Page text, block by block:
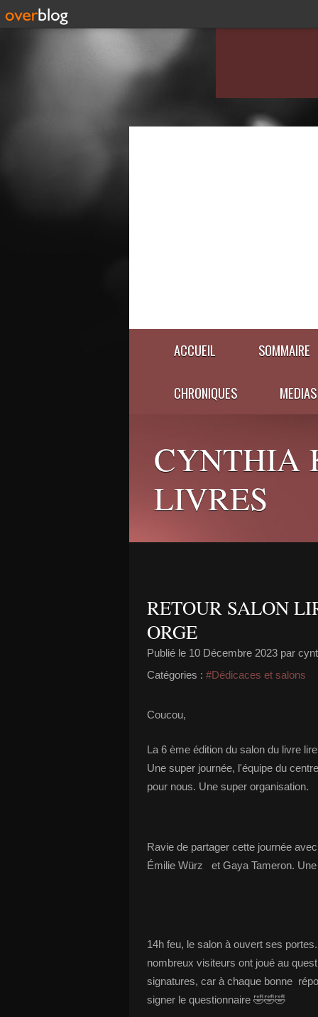
ACCUEIL SOMMAIRE
CHRONIQUES MEDIAS
CYNTHIA
LIVRES
RETOUR SALON
ORGE
Publié le 10 Décembre 2023 par
Catégories : #Dédicaces et salons
Coucou,
La 6 ème édition du salon du livre
Une super journée, l'équipe du
pour nous. Une super organisation.
Ravie de partager cette journée
Émilie Würz et Gaya Tameron.
14h feu, le salon à ouvert ses
nombreux visiteurs ont joué au
signatures, car à chaque bonne
signer le questionnaire 🤣🤣🤣